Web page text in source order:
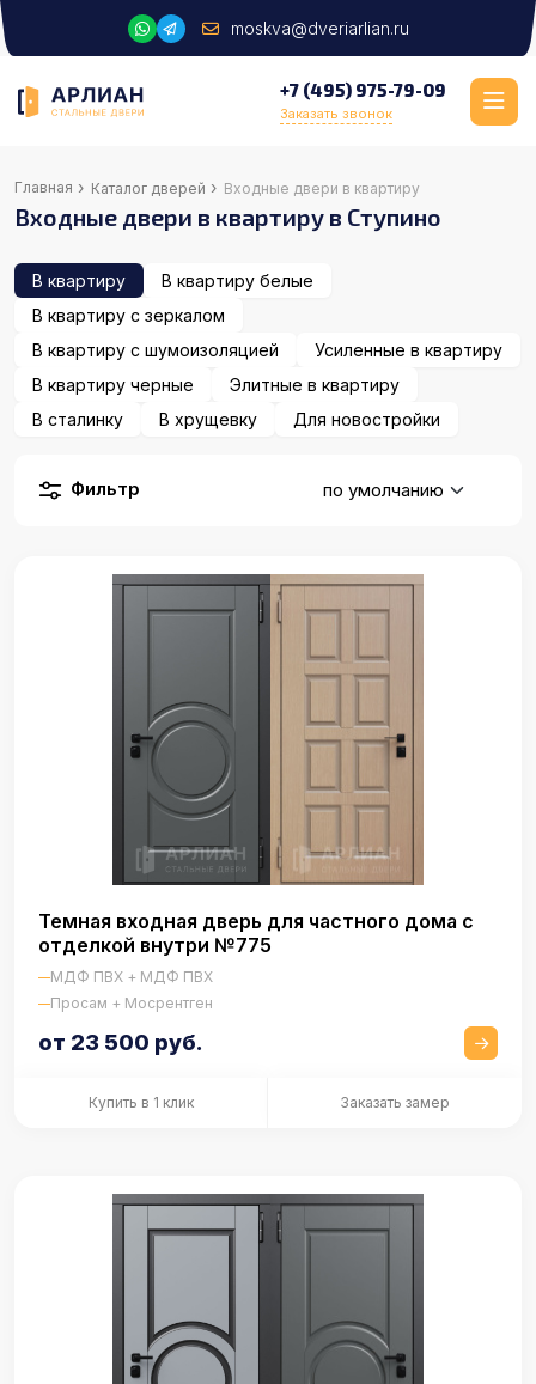
moskva@dveriarlian.ru
+7 (495) 975-79-09
Заказать звонок
Главная › Каталог дверей › Входные двери в квартиру
Входные двери в квартиру в Ступино
В квартиру
В квартиру белые
В квартиру с зеркалом
В квартиру с шумоизоляцией
Усиленные в квартиру
В квартиру черные
Элитные в квартиру
В сталинку
В хрущевку Для новостройки
Фильтр
Темная входная дверь для частного дома с
отделкой внутри №775
МДФ ПВХ + МДФ ПВХ
Просам + Мосрентген
от 23 500 руб.
Купить в 1 клик Заказать замер